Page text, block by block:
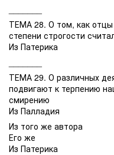
ТЕМА 28. О том, как
степени строгости
Из Патерика
ТЕМА 29. О различных
подвигают к терпению
смирению
Из Палладия
Из того же автора
Его же
Из Патерика